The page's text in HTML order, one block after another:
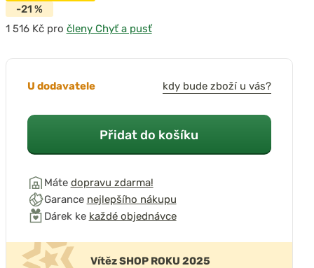
-21 %
pro členy Chyť a pusť
U dodavatele kdy bude zboží u vás?
Přidat do košíku
Máte dopravu zdarma!
Garance nejlepšího nákupu
Dárek ke každé objednávce
Vítěz SHOP ROKU 2025